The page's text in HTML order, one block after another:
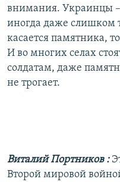
внимания. Украинцы –
иногда даже слишком
касается памятника,
И во многих селах
солдатам, даже
не трогает.
Виталий Портников :
Второй мировой